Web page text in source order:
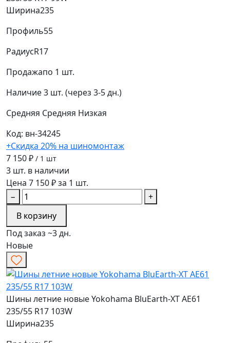
Ширина235
Профиль55
РадиусR17
Продажапо 1 шт.
Наличие3 шт. (через 3-5 дн.)
Средняя Средняя Низкая
Код: вн-34245
+Скидка 20% на шиномонтаж
7 150 ₽ / 1 шт
3 шт. в наличии
Цена 7 150 ₽ за 1 шт.
−
+
В корзину
Под заказ ~3 дн.
Новые
Шины летние новые Yokohama BluEarth-XT AE61
235/55 R17 103W
Ширина235